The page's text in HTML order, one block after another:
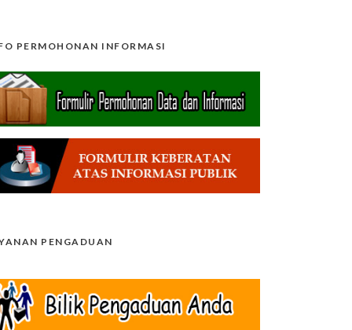
PERMOHONAN INFORMASI
PENGADUAN